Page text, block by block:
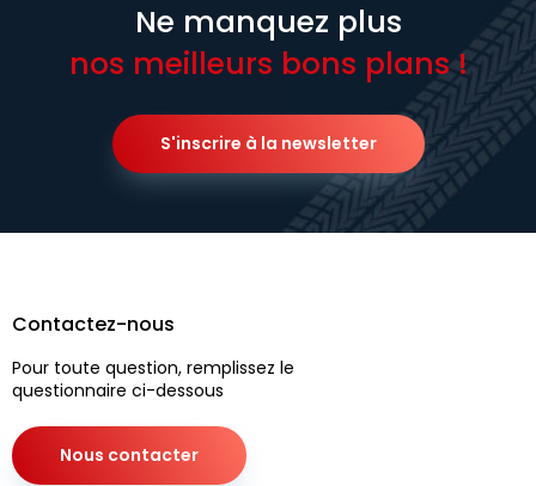
Ne manquez plus
nos meilleurs bons plans !
S'inscrire à la newsletter
Contactez-nous
Pour toute question, remplissez le
questionnaire ci-dessous
Nous contacter